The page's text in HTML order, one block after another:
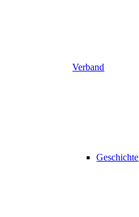
Verband
Geschichte